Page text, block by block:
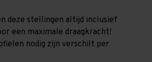
deze stellingen altijd inclusief
een maximale draagkracht!
nodig zijn verschilt per